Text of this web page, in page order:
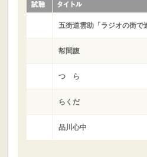
五街道雲助「ラジオの街で
幇間腹
つゞら
らくだ
品川心中